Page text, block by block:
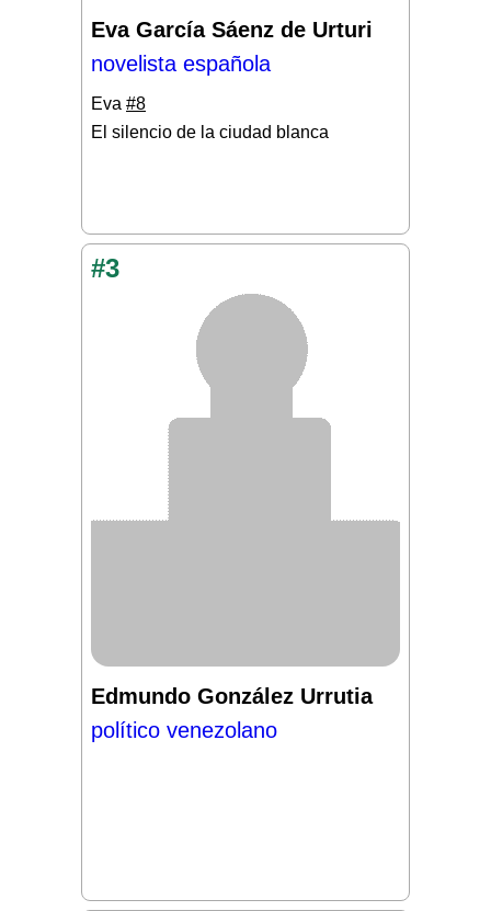
Eva García Sáenz de Urturi
novelista española
Eva #8
El silencio de la ciudad blanca
#3
Edmundo González Urrutia
político venezolano